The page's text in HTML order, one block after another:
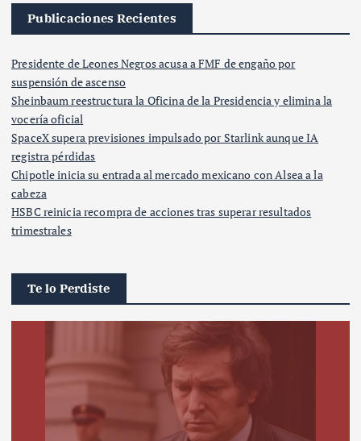
Publicaciones Recientes
Presidente de Leones Negros acusa a FMF de engaño por
suspensión de ascenso
Sheinbaum reestructura la Oficina de la Presidencia y elimina la
vocería oficial
SpaceX supera previsiones impulsado por Starlink aunque IA
registra pérdidas
Chipotle inicia su entrada al mercado mexicano con Alsea a la
cabeza
HSBC reinicia recompra de acciones tras superar resultados
trimestrales
Te lo Perdiste